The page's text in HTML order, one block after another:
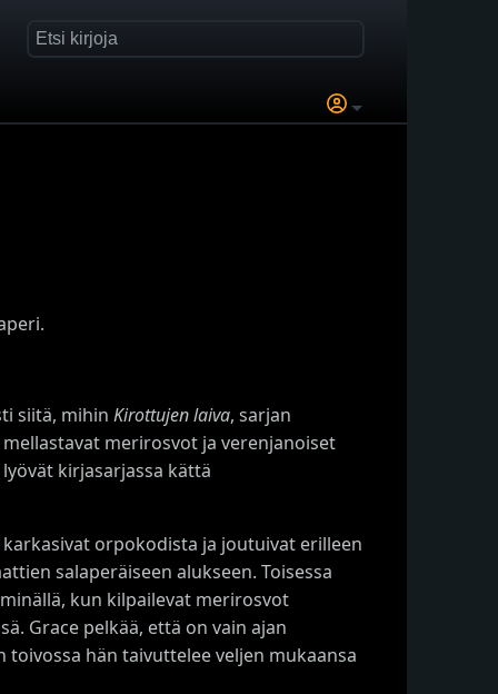
siitä, mihin Kirottujen laiva, sarjan
merirosvot ja verenjanoiset
kirjasarjassa kättä
karkasivat orpokodista ja joutuivat erilleen
salaperäiseen alukseen. Toisessa
kun kilpailevat merirosvot
Grace pelkää, että on vain ajan
hän taivuttelee veljen mukaansa